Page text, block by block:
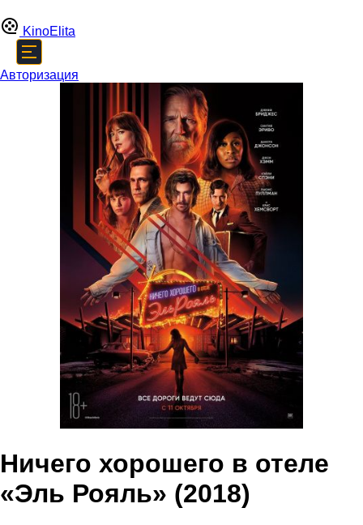
KinoElita
Авторизация
Ничего хорошего в отеле
«Эль Рояль» (2018)